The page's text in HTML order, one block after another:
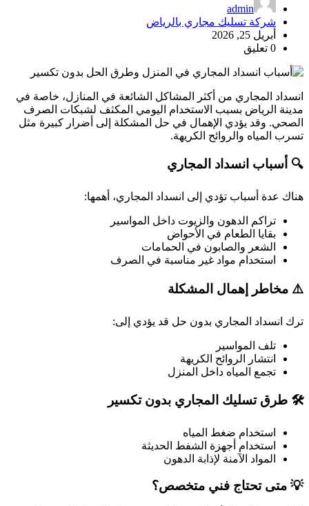
admin
شركة تسليك مجاري بالرياض
أبريل 25, 2026
0 تعليق
انسداد المجاري من أكثر المشاكل الشائعة في المنازل، خاصة في
مدينة الرياض بسبب الاستخدام اليومي المكثف لشبكات الصرف
الصحي. وقد يؤدي الإهمال في حل المشكلة إلى أضرار كبيرة مثل
تسرب المياه والروائح الكريهة.
🔍 أسباب انسداد المجاري
هناك عدة أسباب تؤدي إلى انسداد المجاري، أهمها:
تراكم الدهون والزيوت داخل المواسير
بقايا الطعام في الأحواض
الشعر والصابون في الحمامات
استخدام مواد غير مناسبة في الصرف
⚠️ مخاطر إهمال المشكلة
ترك انسداد المجاري بدون حل قد يؤدي إلى:
تلف المواسير
انتشار الروائح الكريهة
تجمع المياه داخل المنزل
🛠️ طرق تسليك المجاري بدون تكسير
استخدام ضغط المياه
استخدام أجهزة الشفط الحديثة
المواد الآمنة لإذابة الدهون
💡 متى تحتاج فني متخصص؟